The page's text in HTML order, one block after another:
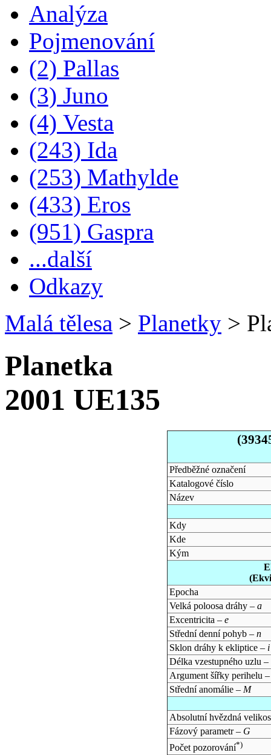
Analýza
Pojmenování
(2) Pallas
(3) Juno
(4) Vesta
(243) Ida
(253) Mathylde
(433) Eros
(951) Gaspra
...další
Odkazy
Malá tělesa > Planetky >
Planetka
2001 UE135
Předběžné označení
Katalogové číslo
Název
Kdy
Kde
Kým
Epocha
Velká poloosa dráhy – a
Excentricita – e
Střední denní pohyb – n
Sklon dráhy k ekliptice – i
Délka vzestupného uzlu –
Argument šířky perihelu
Střední anomálie – M
Absolutní hvězdná
Fázový parametr – G
Počet pozorování*)